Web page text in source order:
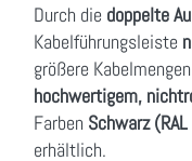
Durch die doppelte
Kabelführungsleiste
größere
hochwertigem,
Farben Schwarz
erhältlich.